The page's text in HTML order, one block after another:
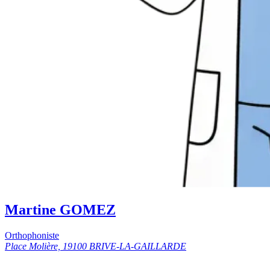
Martine GOMEZ
Orthophoniste
Place Molière, 19100 BRIVE-LA-GAILLARDE